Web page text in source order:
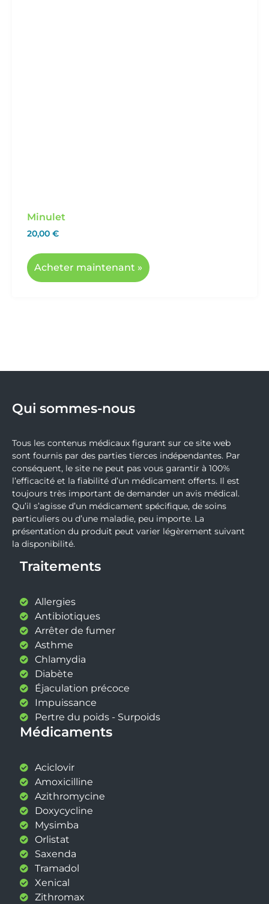
Minulet
20,00 €
Acheter maintenant »
Qui sommes-nous
Tous les contenus médicaux figurant sur ce site web
sont fournis par des parties tierces indépendantes. Par
conséquent, le site ne peut pas vous garantir à 100%
l’efficacité et la fiabilité d’un médicament offerts. Il est
toujours très important de demander un avis médical.
Qu’il s’agisse d’un médicament spécifique, de soins
particuliers ou d’une maladie, peu importe. La
présentation du produit peut varier légèrement suivant
la disponibilité.
Traitements
Allergies
Antibiotiques
Arrêter de fumer
Asthme
Chlamydia
Diabète
Éjaculation précoce
Impuissance
Pertre du poids - Surpoids
Médicaments
Aciclovir
Amoxicilline
Azithromycine
Doxycycline
Mysimba
Orlistat
Saxenda
Tramadol
Xenical
Zithromax